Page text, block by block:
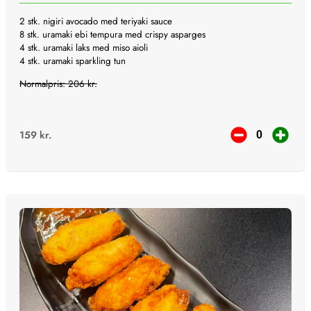
2 stk. nigiri avocado med teriyaki sauce
8 stk. uramaki ebi tempura med crispy asparges
4 stk. uramaki laks med miso aioli
4 stk. uramaki sparkling tun
Normalpris: 206 kr.
159 kr.